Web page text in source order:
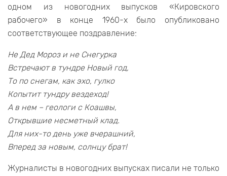
одном из новогодних выпусков «Кировского
рабочего» в конце 1960-х было опубликовано
соответствующее поздравление:
Не Дед Мороз и не Снегурка
Встречают в тундре Новый год,
То по снегам, как эхо, гулко
Копытит тундру вездеход!
А в нем – геологи с Коашвы,
Открывшие несметный клад.
Для них-то день уже вчерашний,
Вперед за новым, солнцу брат!
Журналисты в новогодних выпусках писали не только